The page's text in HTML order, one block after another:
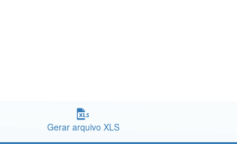
Gerar arquivo XLS